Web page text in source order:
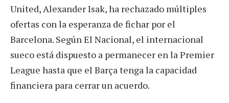
United, Alexander Isak, ha rechazado múltiples
ofertas con la esperanza de fichar por el
Barcelona. Según El Nacional, el internacional
sueco está dispuesto a permanecer en la Premier
League hasta que el Barça tenga la capacidad
financiera para cerrar un acuerdo.